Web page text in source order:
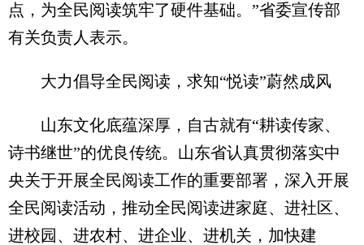
点，为全民阅读筑牢了硬件基础。”省委宣传部
有关负责人表示。
大力倡导全民阅读，求知“悦读”蔚然成风
山东文化底蕴深厚，自古就有“耕读传家、
诗书继世”的优良传统。山东省认真贯彻落实中
央关于开展全民阅读工作的重要部署，深入开展
全民阅读活动，推动全民阅读进家庭、进社区、
进校园、进农村、进企业、进机关，加快建